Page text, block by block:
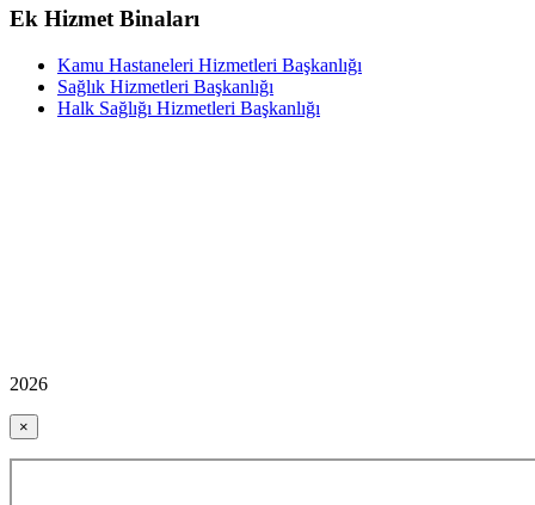
Ek Hizmet Binaları
Kamu Hastaneleri Hizmetleri Başkanlığı
Sağlık Hizmetleri Başkanlığı
Halk Sağlığı Hizmetleri Başkanlığı
2026
×